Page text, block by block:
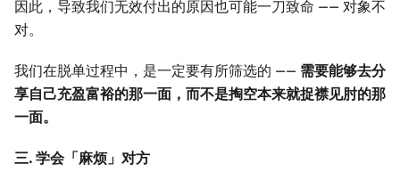
因此，导致我们无效付出的原因也可能一刀致命 —— 对象不
对。
我们在脱单过程中，是一定要有所筛选的 —— 需要能够去分
享自己充盈富裕的那一面，而不是掏空本来就捉襟见肘的那
一面。
三. 学会「麻烦」对方